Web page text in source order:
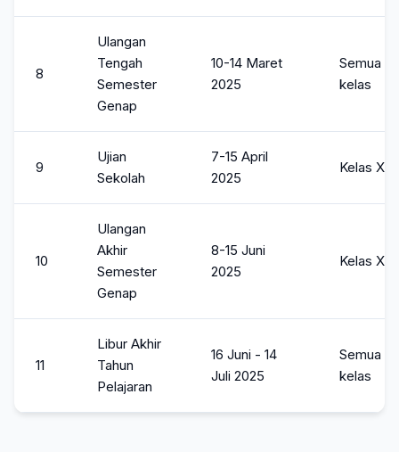
8
Ulangan
Tengah
Semester
Genap
10-14 Maret
2025
Semua
kelas
9
Ujian
Sekolah
7-15 April
2025
Kelas XII
10
Ulangan
Akhir
Semester
Genap
8-15 Juni
2025
Kelas X
11
Libur Akhir
Tahun
Pelajaran
16 Juni - 14
Juli 2025
Semua
kelas